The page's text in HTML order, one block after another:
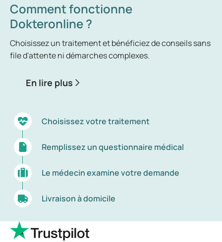
Comment fonctionne
Dokteronline ?
Choisissez un traitement et bénéficiez de conseils sans
file d'attente ni démarches complexes.
En lire plus
Choisissez votre traitement
Remplissez un questionnaire médical
Le médecin examine votre demande
Livraison à domicile